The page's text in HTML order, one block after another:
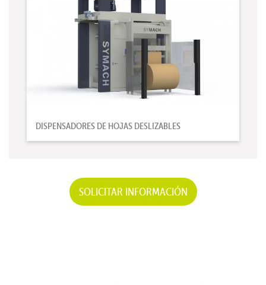
DISPENSADORES DE HOJAS DESLIZABLES
SOLICITAR INFORMACIÓN